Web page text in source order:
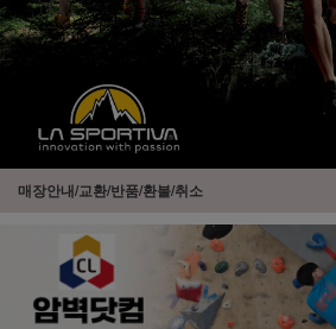
매장안내/교환/반품/환불/취소